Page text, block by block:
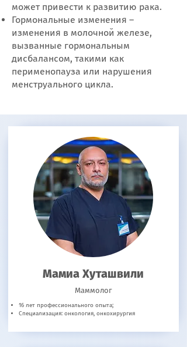
может привести к развитию рака.
Гормональные изменения –
изменения в молочной железе,
вызванные гормональным
дисбалансом, такими как
перименопауза или нарушения
менструального цикла.
Мамиа Хуташвили
Маммолог
16 лет профессионального опыта;
Специализация: онкология, онкохирургия